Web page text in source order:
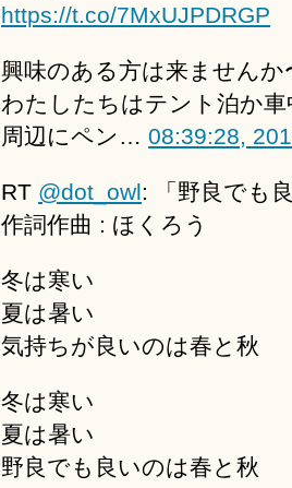
https://t.co/7MxUJPDRGP
興味のある方は来ませんか
わたしたちはテント泊か車
周辺にペン… 08:39:28,
RT @dot_owl: 「野良でも
作詞作曲 : ほくろう
冬は寒い
夏は暑い
気持ちが良いのは春と秋
冬は寒い
夏は暑い
野良でも良いのは春と秋